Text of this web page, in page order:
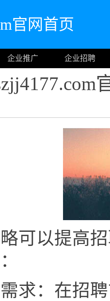
官网首页
企业推广 企业招聘
可以提高
求：在招